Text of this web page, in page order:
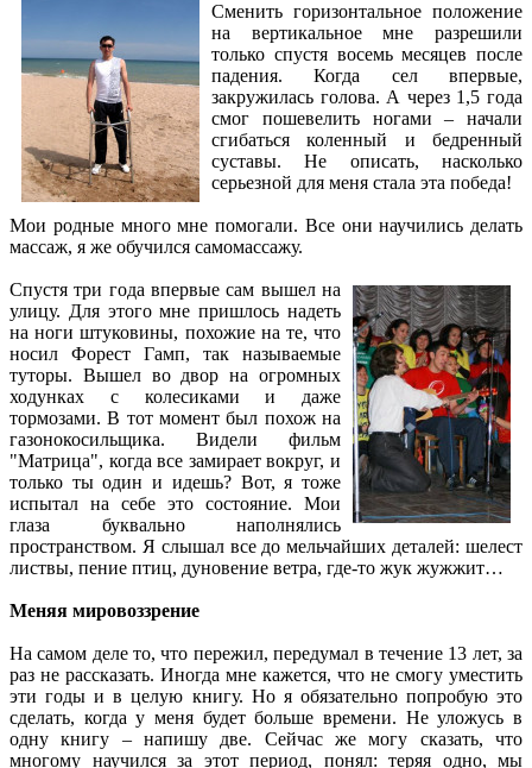
Сменить горизонтальное положение
на вертикальное мне разрешили
только спустя восемь месяцев после
падения. Когда сел впервые,
закружилась голова. А через 1,5 года
смог пошевелить ногами – начали
сгибаться коленный и бедренный
суставы. Не описать, насколько
серьезной для меня стала эта победа!
Мои родные много мне помогали. Все они научились делать
массаж, я же обучился самомассажу.
Спустя три года впервые сам вышел на
улицу. Для этого мне пришлось надеть
на ноги штуковины, похожие на те, что
носил Форест Гамп, так называемые
туторы. Вышел во двор на огромных
ходунках с колесиками и даже
тормозами. В тот момент был похож на
газонокосильщика. Видели фильм
"Матрица", когда все замирает вокруг, и
только ты один и идешь? Вот, я тоже
испытал на себе это состояние. Мои
глаза буквально наполнялись
пространством. Я слышал все до мельчайших деталей: шелест
листвы, пение птиц, дуновение ветра, где-то жук жужжит…
Меняя мировоззрение
На самом деле то, что пережил, передумал в течение 13 лет, за
раз не рассказать. Иногда мне кажется, что не смогу уместить
эти годы и в целую книгу. Но я обязательно попробую это
сделать, когда у меня будет больше времени. Не уложусь в
одну книгу – напишу две. Сейчас же могу сказать, что
многому научился за этот период, понял: теряя одно, мы